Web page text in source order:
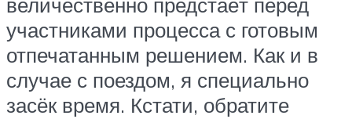
участниками процесса с готовым
отпечатанным решением. Как и в
случае с поездом, я специально
засёк время. Кстати, обратите